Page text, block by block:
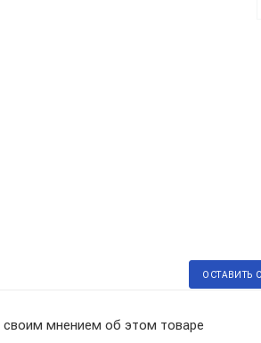
ОСТАВИТЬ
мнением об этом товаре